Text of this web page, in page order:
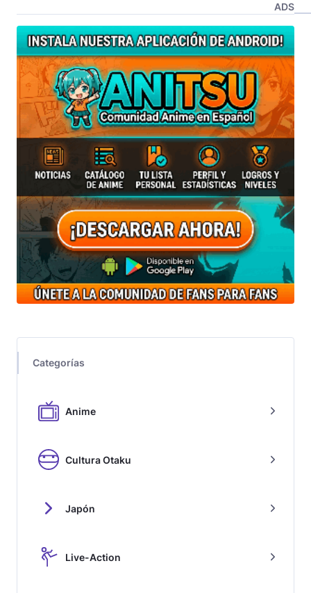
ADS
Categorías
Anime
Cultura Otaku
Japón
Live-Action